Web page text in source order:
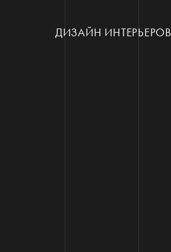
ДИЗАЙН ИНТЕРЬЕРОВ